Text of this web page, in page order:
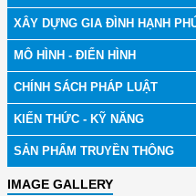
XÂY DỰNG GIA ĐÌNH HẠNH
MÔ HÌNH - ĐIỂN HÌNH
CHÍNH SÁCH PHÁP LUẬT
KIẾN THỨC - KỸ NĂNG
SẢN PHẨM TRUYỀN THÔNG
IMAGE GALLERY